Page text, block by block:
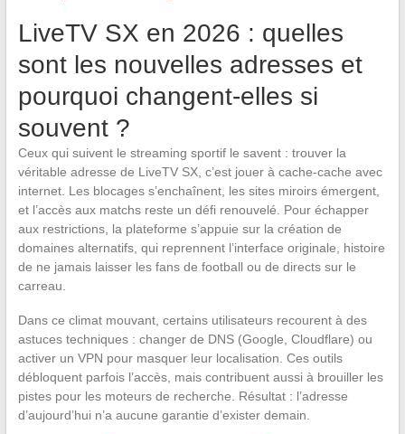
LiveTV SX en 2026 : quelles
sont les nouvelles adresses et
pourquoi changent-elles si
souvent ?
Ceux qui suivent le streaming sportif le savent : trouver la
véritable adresse de LiveTV SX, c’est jouer à cache-cache avec
internet. Les blocages s’enchaînent, les sites miroirs émergent,
et l’accès aux matchs reste un défi renouvelé. Pour échapper
aux restrictions, la plateforme s’appuie sur la création de
domaines alternatifs, qui reprennent l’interface originale, histoire
de ne jamais laisser les fans de football ou de directs sur le
carreau.
Dans ce climat mouvant, certains utilisateurs recourent à des
astuces techniques : changer de DNS (Google, Cloudflare) ou
activer un VPN pour masquer leur localisation. Ces outils
débloquent parfois l’accès, mais contribuent aussi à brouiller les
pistes pour les moteurs de recherche. Résultat : l’adresse
d’aujourd’hui n’a aucune garantie d’exister demain.